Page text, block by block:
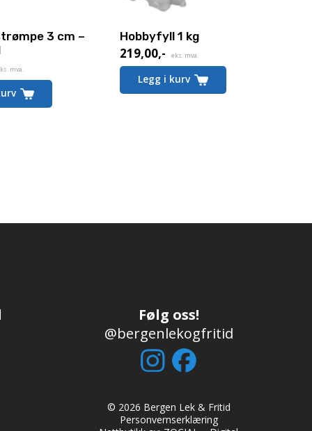
3 cm –
mva.
Hobbyfyll 1 kg
219,00,- eks. mva.
Legg i kurv
Følg oss!
@bergenlekogfritid
© 2026 Bergen Lek & Fritid
Personvernserklæring